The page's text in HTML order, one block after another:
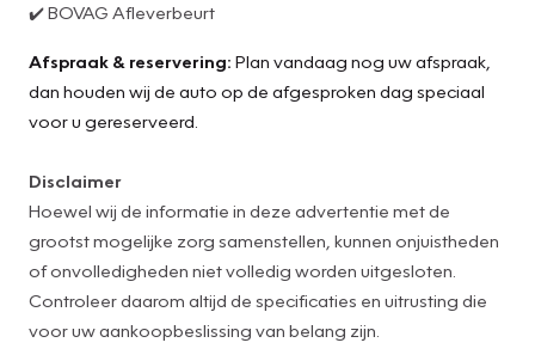
✔️ BOVAG Afleverbeurt
Afspraak & reservering: Plan vandaag nog uw afspraak,
dan houden wij de auto op de afgesproken dag speciaal
voor u gereserveerd.
Disclaimer
Hoewel wij de informatie in deze advertentie met de
grootst mogelijke zorg samenstellen, kunnen onjuistheden
of onvolledigheden niet volledig worden uitgesloten.
Controleer daarom altijd de specificaties en uitrusting die
voor uw aankoopbeslissing van belang zijn.